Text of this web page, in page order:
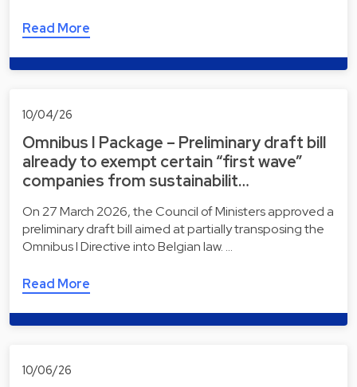
Read More
10/04/26
Omnibus I Package – Preliminary draft bill
already to exempt certain “first wave”
companies from sustainabilit…
On 27 March 2026, the Council of Ministers approved a
preliminary draft bill aimed at partially transposing the
Omnibus I Directive into Belgian law. …
Read More
10/06/26